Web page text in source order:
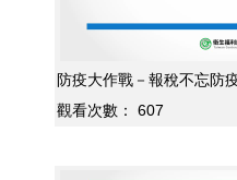
防疫大作戰－報稅不忘防
觀看次數：
607